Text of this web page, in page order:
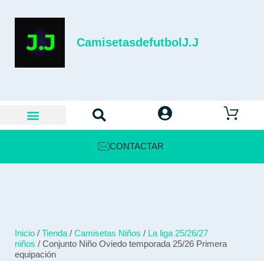
CamisetasdefutbolJ.J
CONTACTAR
Inicio / Tienda / Camisetas Niños / La liga 25/26/27
niños / Conjunto Niño Oviedo temporada 25/26 Primera
equipación